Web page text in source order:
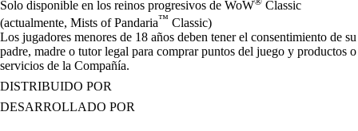
Solo disponible en los reinos progresivos de WoW
Classic
(actualmente, Mists of Pandaria™ Classic)
Los jugadores menores de 18 años deben tener el consentimiento de su
padre, madre o tutor legal para comprar puntos del juego y productos o
servicios de la Compañía.
DISTRIBUIDO POR
DESARROLLADO POR